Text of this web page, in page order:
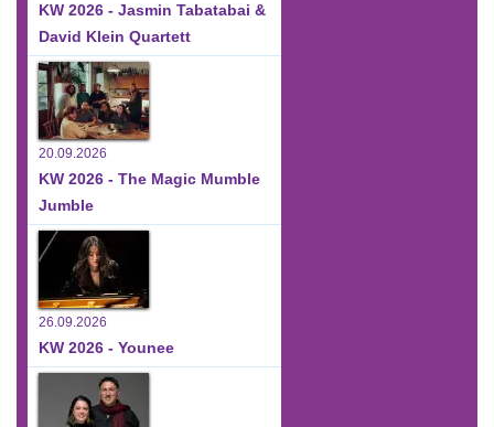
KW 2026 - Jasmin Tabatabai &
David Klein Quartett
20.09.2026
KW 2026 - The Magic Mumble
Jumble
26.09.2026
KW 2026 - Younee